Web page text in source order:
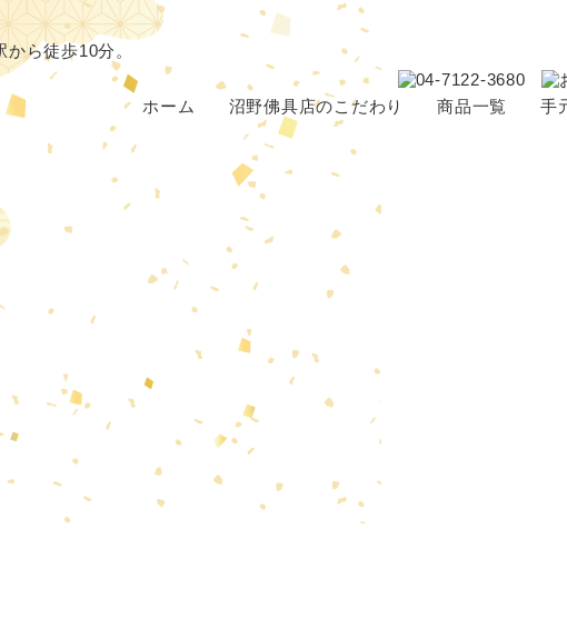
ホーム 沼野佛具店のこだわり
仏壇・位牌の選び方
商品一覧
位牌
手